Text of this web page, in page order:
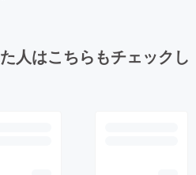
人はこちらもチェックし